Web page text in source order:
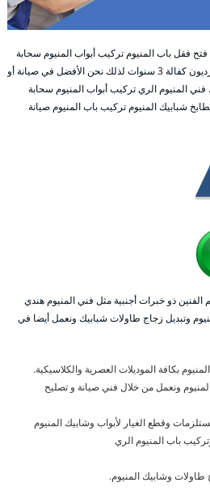
فقل باب المنيوم تركيب أبواب المنيوم سحابة
وصيانة أبواب جرارة تركيب أبواب اكورديون كفالة 3 سنوات لذلك نحن الأفضل في صيانة أو
فني المنيوم الري تركيب أبواب المنيوم سحابة
شبابيك المنيوم تركيب باب المنيوم صيانة
ذو خبرات أجنبية مثل فني المنيوم هندي
وتبديل زجاج طاولات شبابيك ونعمل أيضا في
بكافة الموديلات العصرية والكلاسيكية.
ونعمل من خلال فني صيانة و تصليح
وقطع الغيار لأبواب وشابيك المنيوم
باب المنيوم الري
وشابيك المنيوم.